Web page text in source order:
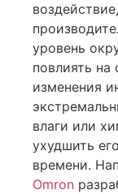
уровень
повлиять на
изменения
влаги или
ухудшить
времени.
Omron